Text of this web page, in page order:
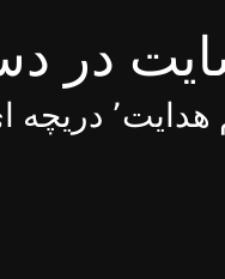
در
برای شناخت حق از باطل